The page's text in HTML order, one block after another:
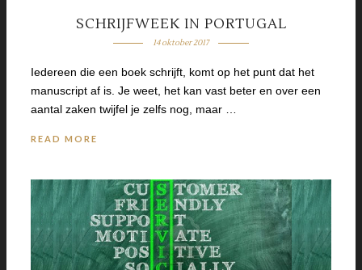
SCHRIJFWEEK IN PORTUGAL
14 oktober 2017
Iedereen die een boek schrijft, komt op het punt dat het
manuscript af is. Je weet, het kan vast beter en over een
aantal zaken twijfel je zelfs nog, maar …
READ MORE